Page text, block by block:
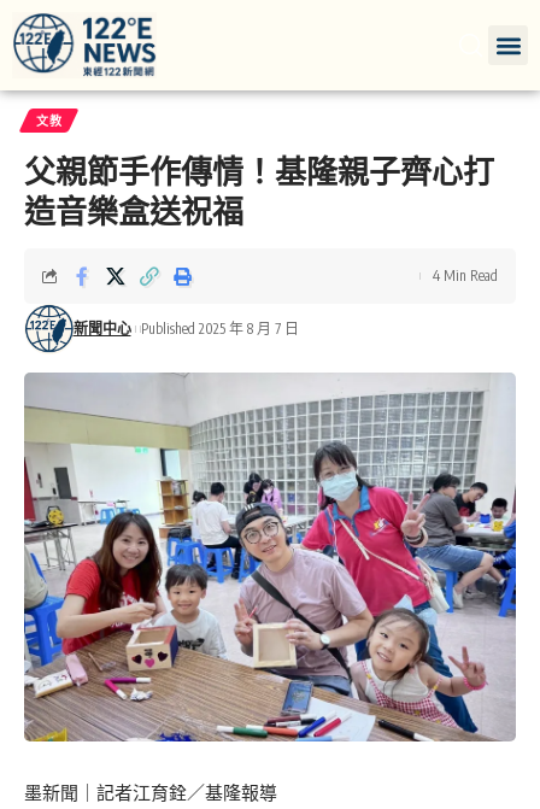
文教
父親節手作傳情！基隆親子齊心打
造音樂盒送祝福
新聞中心 Published 2025 年 8 月 7 日
4 Min Read
墨新聞 ｜記者江育銓／基隆報導